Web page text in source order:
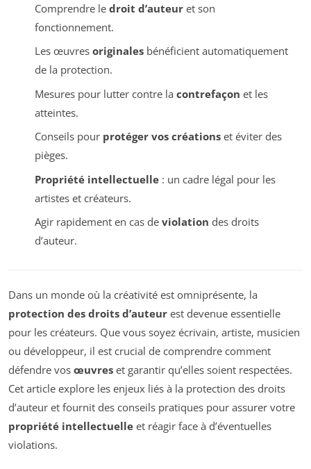
Comprendre le droit d’auteuret son
fonctionnement.
Les œuvres originalesbénéficient automatiquement
de la protection.
Mesures pour lutter contre la contrefaçon et les
atteintes.
Conseils pour protéger vos créationset éviter des
pièges.
Propriété intellectuelle: un cadre légal pour les
artistes et créateurs.
Agir rapidement en cas de violation des droits
d’auteur.
Dans un monde où la créativité est omniprésente, la
protection des droits d’auteur est devenue essentielle
pour les créateurs. Que vous soyez écrivain, artiste, musicien
ou développeur, il est crucial de comprendre comment
défendre vos œuvres et garantir qu’elles soient respectées.
Cet article explore les enjeux liés à la protection des droits
d’auteur et fournit des conseils pratiques pour assurer votre
propriété intellectuelle et réagir face à d’éventuelles
violations.